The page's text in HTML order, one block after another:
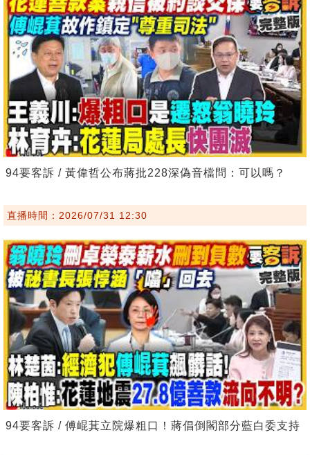
94要客訴 / 黃偉哲公布蔣批228深偽音檔問：可以嗎？
直播時間：2026/07/31 12:30
94要客訴 / 傅崐萁立院爆粗口！蔣倡倒閣部分藍白委支持